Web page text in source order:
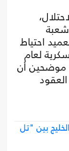
شعبة
احتياط
لعام
موضحين أن
بين "تل